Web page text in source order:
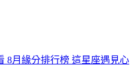
8月緣分排行榜 這星座遇見心